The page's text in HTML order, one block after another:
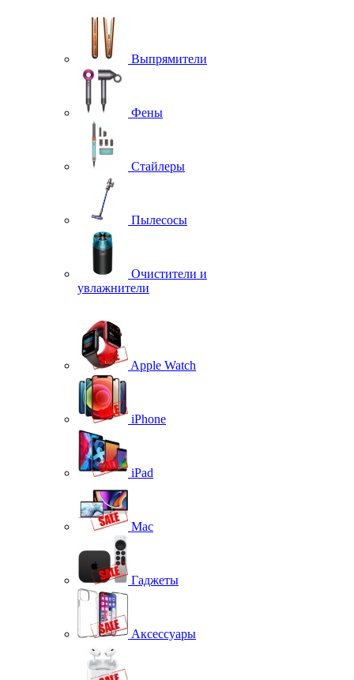
Выпрямители
Фены
Стайлеры
Пылесосы
Очистители и
увлажнители
Apple Watch
iPhone
iPad
Mac
Гаджеты
Аксессуары